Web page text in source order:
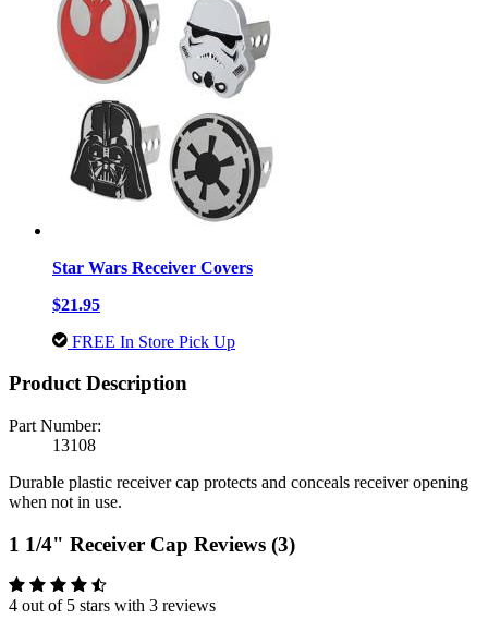
Star Wars Receiver Covers
$21.95
FREE In Store Pick Up
Product Description
Part Number:
13108
Durable plastic receiver cap protects and conceals receiver opening
when not in use.
1 1/4" Receiver Cap Reviews (3)
4 out of 5 stars with 3 reviews